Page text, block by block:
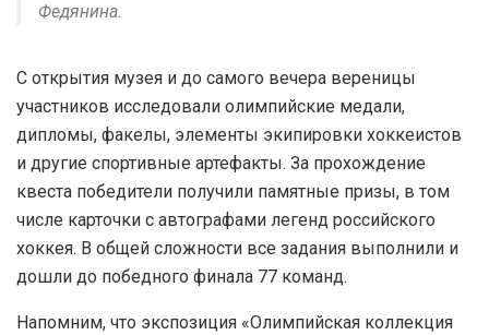
Федянина.
С открытия музея и до самого вечера вереницы
участников исследовали олимпийские медали,
дипломы, факелы, элементы экипировки хоккеистов
и другие спортивные артефакты. За прохождение
квеста победители получили памятные призы, в том
числе карточки с автографами легенд российского
хоккея. В общей сложности все задания выполнили и
дошли до победного финала 77 команд.
Напомним, что экспозиция «Олимпийская коллекция